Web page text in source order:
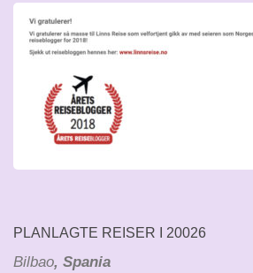
PLANLAGTE REISER I 20026
Bilbao, Spania